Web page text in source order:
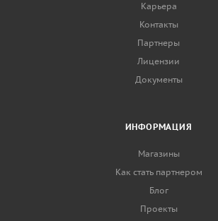
Карьера
Контакты
Партнеры
Лицензии
Документы
ИНФОРМАЦИЯ
Магазины
Как стать партнером
Блог
Проекты